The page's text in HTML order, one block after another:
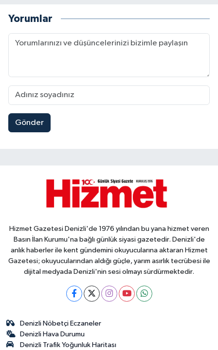
Yorumlar
Gönder
Hizmet Gazetesi Denizli'de 1976 yılından bu yana hizmet veren
Basın İlan Kurumu'na bağlı günlük siyasi gazetedir. Denizli'de
anlık haberler ile kent gündemini okuyucularına aktaran Hizmet
Gazetesi; okuyucularından aldığı güçle, yarım asırlık tecrübesi ile
dijital medyada Denizli'nin sesi olmayı sürdürmektedir.
Denizli Nöbetçi Eczaneler
Denizli Hava Durumu
Denizli Trafik Yoğunluk Haritası